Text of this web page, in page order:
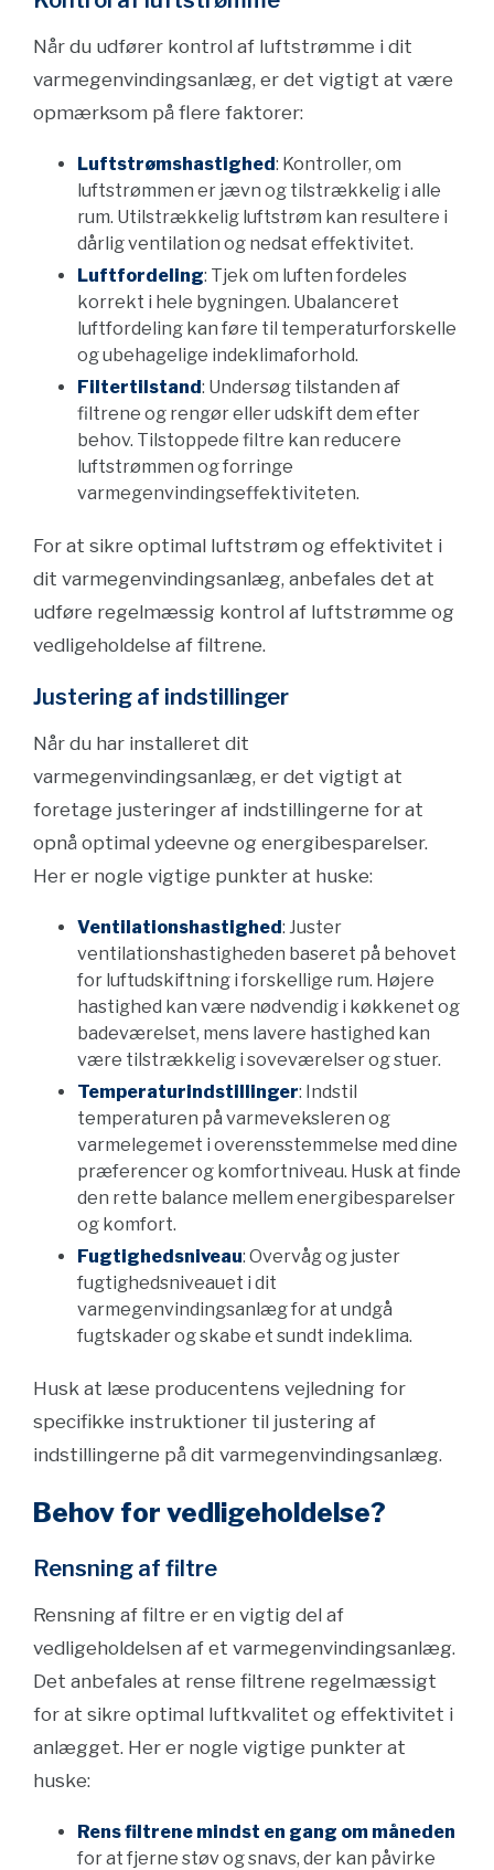
Når du udfører kontrol af luftstrømme i dit
varmegenvindingsanlæg, er det vigtigt at være
opmærksom på flere faktorer:
Luftstrømshastighed: Kontroller, om
luftstrømmen er jævn og tilstrækkelig i alle
rum. Utilstrækkelig luftstrøm kan resultere i
dårlig ventilation og nedsat effektivitet.
Luftfordeling: Tjek om luften fordeles
korrekt i hele bygningen. Ubalanceret
luftfordeling kan føre til temperaturforskelle
og ubehagelige indeklimaforhold.
Filtertilstand: Undersøg tilstanden af ​​
filtrene og rengør eller udskift dem efter
behov. Tilstoppede filtre kan reducere
luftstrømmen og forringe
varmegenvindingseffektiviteten.
For at sikre optimal luftstrøm og effektivitet i
dit varmegenvindingsanlæg, anbefales det at
udføre regelmæssig kontrol af luftstrømme og
vedligeholdelse af filtrene.
Justering af indstillinger
Når du har installeret dit
varmegenvindingsanlæg, er det vigtigt at
foretage justeringer af indstillingerne for at
opnå optimal ydeevne og energibesparelser.
Her er nogle vigtige punkter at huske:
Ventilationshastighed: Juster
ventilationshastigheden baseret på behovet
for luftudskiftning i forskellige rum. Højere
hastighed kan være nødvendig i køkkenet og
badeværelset, mens lavere hastighed kan
være tilstrækkelig i soveværelser og stuer.
Temperaturindstillinger: Indstil
temperaturen på varmeveksleren og
varmelegemet i overensstemmelse med dine
præferencer og komfortniveau. Husk at finde
den rette balance mellem energibesparelser
og komfort.
Fugtighedsniveau: Overvåg og juster
fugtighedsniveauet i dit
varmegenvindingsanlæg for at undgå
fugtskader og skabe et sundt indeklima.
Husk at læse producentens vejledning for
specifikke instruktioner til justering af
indstillingerne på dit varmegenvindingsanlæg.
Behov for vedligeholdelse?
Rensning af filtre
Rensning af filtre er en vigtig del af
vedligeholdelsen af et varmegenvindingsanlæg.
Det anbefales at rense filtrene regelmæssigt
for at sikre optimal luftkvalitet og effektivitet i
anlægget. Her er nogle vigtige punkter at
huske:
Rens filtrene mindst en gang om måneden
for at fjerne støv og snavs, der kan påvirke